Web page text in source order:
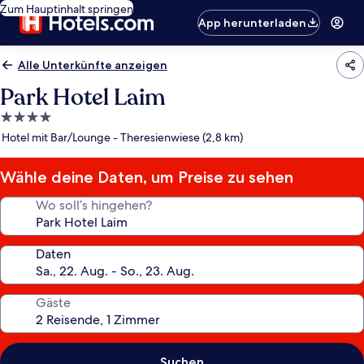
Zum Hauptinhalt springen
App herunterladen
Alle Unterkünfte anzeigen
Park Hotel Laim
4.0-
Sterne-
Hotel mit Bar/Lounge - Theresienwiese (2,8 km)
Wähle deine Daten, um Preise zu sehen
Wo soll’s hingehen?
Daten
Gäste